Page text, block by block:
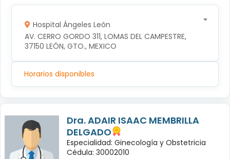
Hospital Ángeles León
AV. CERRO GORDO 311, LOMAS DEL CAMPESTRE,
37150 LEÓN, GTO., MEXICO
Horarios disponibles
Dra. ADAIR ISAAC MEMBRILLA
DELGADO
Especialidad: Ginecología y Obstetricia
Cédula: 30002010